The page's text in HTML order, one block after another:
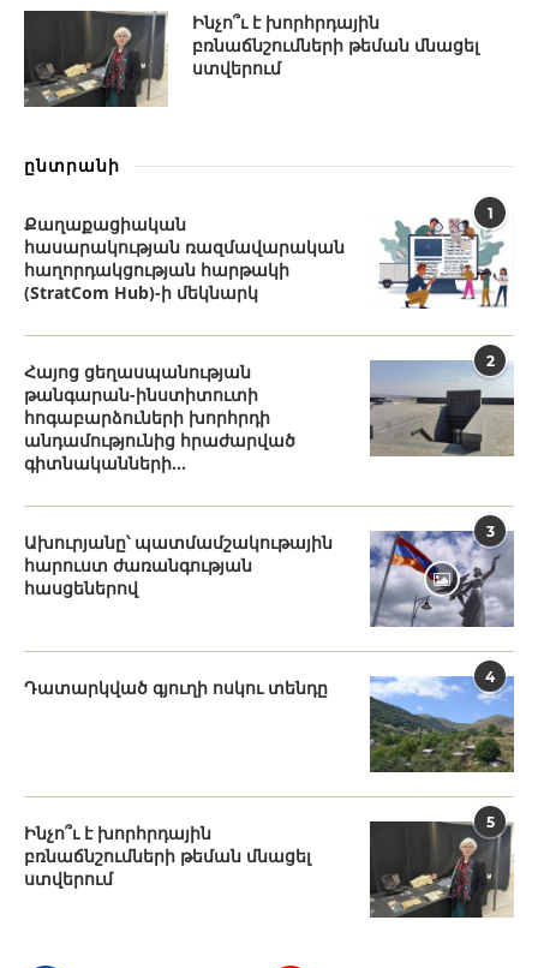
Ինչո՞ւ է խորհրդային
բռնաճնշումների թեման մնացել
ստվերում
ընտրանի
1
Քաղաքացիական
հասարակության ռազմավարական
հաղորդակցության հարթակի
(StratCom Hub)-ի մեկնարկ
2
Հայոց ցեղասպանության
թանգարան-ինստիտուտի
հոգաբարձուների խորհրդի
անդամությունից հրաժարված
գիտնականների...
3
Ախուրյանը՝ պատմամշակութային
հարուստ ժառանգության
հասցեներով
4
Դատարկված գյուղի ոսկու տենդը
5
Ինչո՞ւ է խորհրդային
բռնաճնշումների թեման մնացել
ստվերում